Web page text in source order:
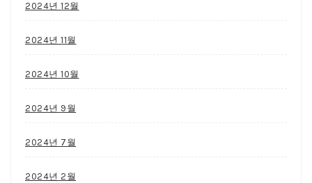
2024년 12월
2024년 11월
2024년 10월
2024년 9월
2024년 7월
2024년 2월